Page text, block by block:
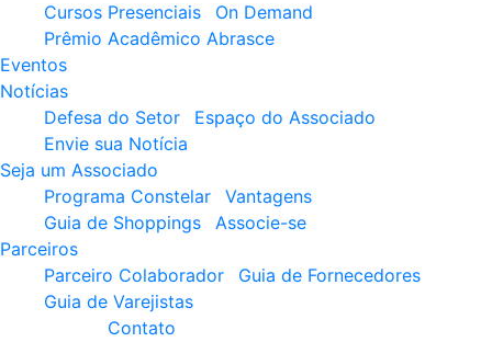
Cursos Presenciais
On Demand
Prêmio Acadêmico Abrasce
Eventos
Notícias
Defesa do Setor
Espaço do Associado
Envie sua Notícia
Seja um Associado
Programa Constelar
Vantagens
Guia de Shoppings
Associe-se
Parceiros
Parceiro Colaborador
Guia de Fornecedores
Guia de Varejistas
Contato